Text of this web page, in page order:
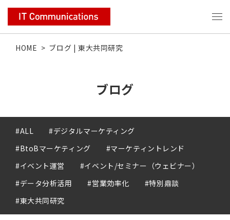
HOME > ブログ | 東大共同研究
ブログ
#ALL
#デジタルマーケティング
#BtoBマーケティング
#マーケティントレンド
#イベント運営
#イベント/セミナー（ウェビナー）
#データ分析活用
#営業効率化
#特別鼎談
#東大共同研究